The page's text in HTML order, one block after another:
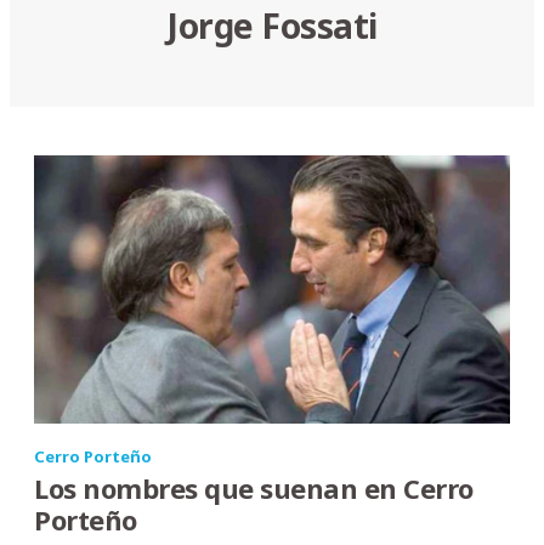
Jorge Fossati
Cerro Porteño
Los nombres que suenan en Cerro
Porteño